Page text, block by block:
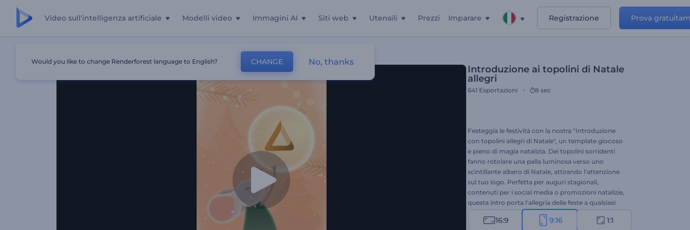
Video sull'intelligenza artificiale Modelli video Immagini AI Siti web Utensili Prezzi Imparare Registrazione Prova
Introduzione ai topolini di Natale
allegri
641 Esportazioni 8 sec
Festeggia le festività con la nostra "Introduzione
con topolini allegri di Natale", un template giocoso
e pieno di magia natalizia. Dei topolini sorridenti
fanno rotolare una palla luminosa verso uno
scintillante albero di Natale, attirando l'attenzione
sul tuo logo. Perfetta per auguri stagionali,
contenuti per i social media o promozioni natalizie,
questa intro porta l'allegria delle feste a qualsiasi
progetto. Carica il tuo logo, scrivi il tuo messaggio e
scegli una traccia musicale allegra. Crea ora e fai
16:9 9:16 1:1
Would you like to change Renderforest language to English? CHANGE No, thanks